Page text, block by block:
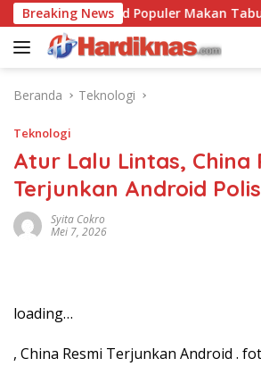
Langsung
ke
konten
Breaking News
Trend Populer Makan Tabungan
Beranda Teknologi
Teknologi
Atur Lalu Lintas, China
Terjunkan Android
Syita Cokro
Mei 7, 2026
loading…
, China Resmi Terjunkan Android .